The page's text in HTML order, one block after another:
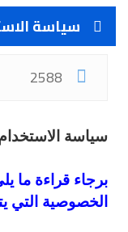
سياسة
2588
سياسة
برجاء قراءة ما
الخصوصية التي